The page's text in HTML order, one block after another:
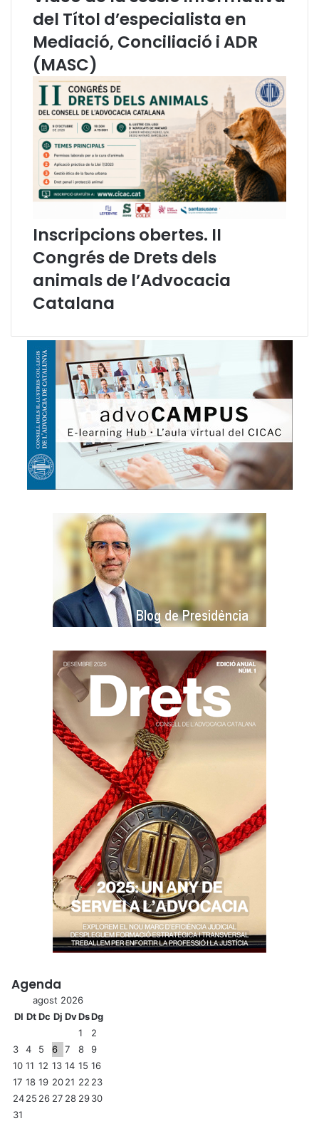
del Títol d’especialista en
Mediació, Conciliació i ADR
(MASC)
Inscripcions obertes. II
Congrés de Drets dels
animals de l’Advocacia
Catalana
Agenda
agost 2026
Dl DtDc Dj DvDsDg
1
2
3
4 5 6 7 8
9
10 11 12 13 14 15 16
17 18 19 2021 22 23
2425 26 27 28 2930
31